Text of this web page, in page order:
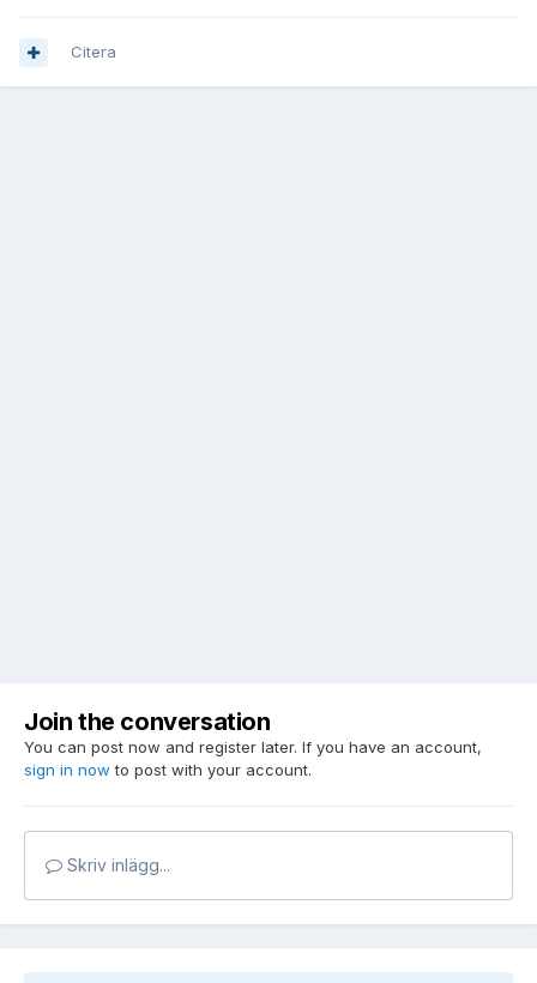
Citera
Join the conversation
You can post now and register later. If you have an account,
sign in now to post with your account.
Skriv inlägg...